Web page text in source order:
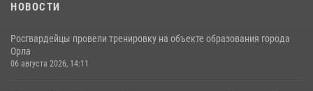
НОВОСТИ
Росгвардейцы провели тренировку на объекте образования города
Орла
06 августа 2026, 14:11